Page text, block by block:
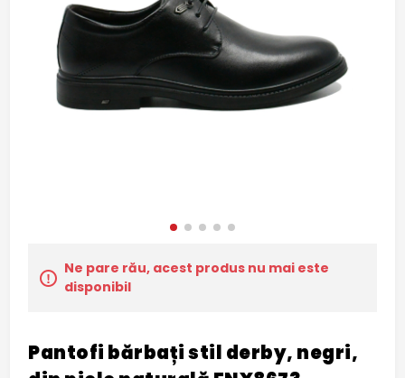
Ne pare rău, acest produs nu mai este
disponibil
Pantofi bărbați stil derby, negri,